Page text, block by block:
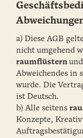
a) Diese AGB
nicht umgehend
raumflüstern
Abweichendes in
wurde. Die
ist Deutsch.
b) Alle seitens
Konzepte,